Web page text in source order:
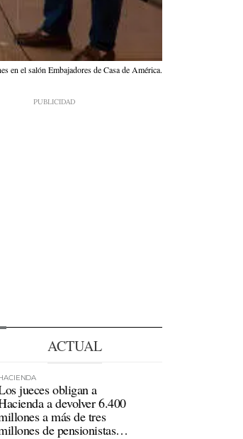
en el salón Embajadores de Casa de América.
ACTUAL
jueces obligan a
a devolver 6.400
a más de tres
de pensionistas